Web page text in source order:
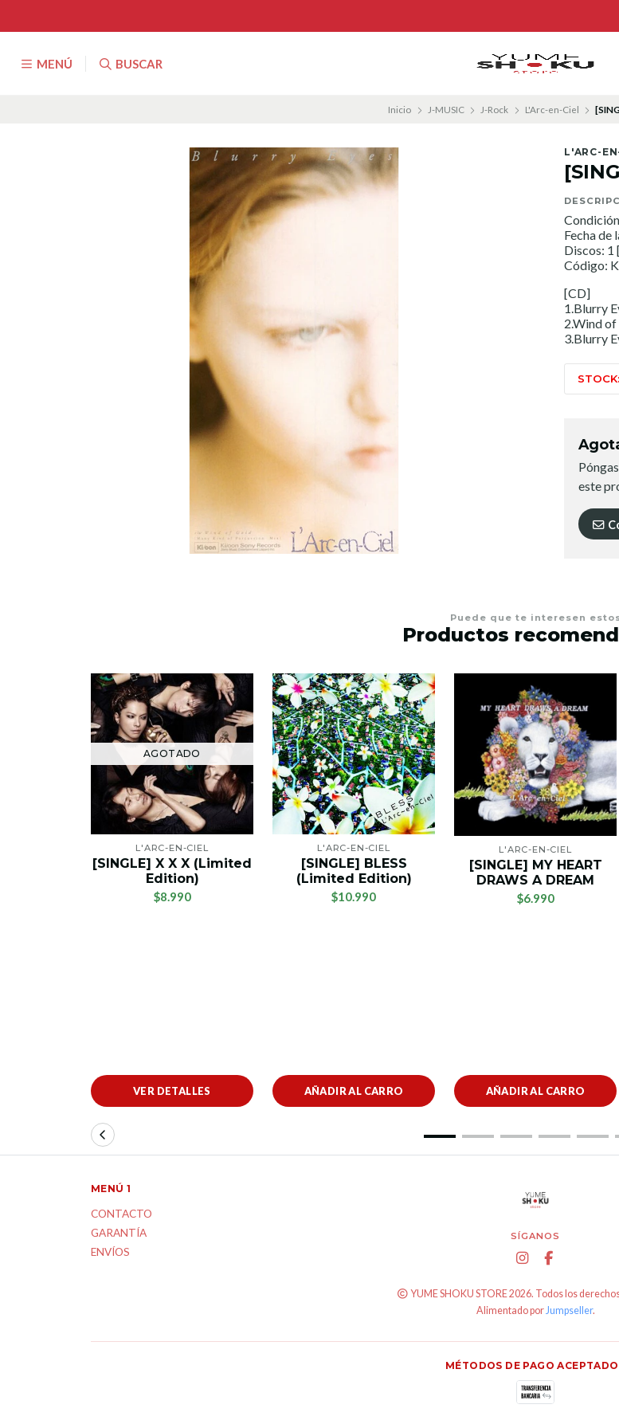
MENÚ BUSCAR
Inicio J-MUSIC J-Rock L'Arc-en-Ciel
L'ARC-
Fecha de
Discos: 1
Código:
[CD]
1.Blurry
2.Wind
3.Blurry
este
Puede que te interesen
Productos
AGOTADO
L'ARC-EN-CIEL
[SINGLE] X X X (Limited
Edition)
$8.990
VER DETALLES
L'ARC-EN-CIEL
[SINGLE] BLESS
(Limited Edition)
$10.990
AÑADIR AL CARRO
L'ARC-EN-CIEL
[SINGLE] MY HEART
DRAWS A DREAM
$6.990
AÑADIR AL CARRO
SÍGANOS
YUME SHOKU STORE 2026. Todos los
Alimentado por Jumpseller.
MENÚ 1
CONTACTO
GARANTÍA
ENVÍOS
MÉTODOS DE PAGO